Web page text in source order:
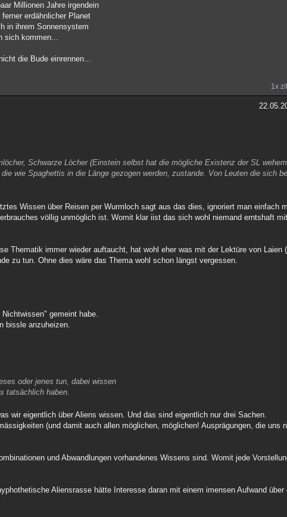
Millionen Jahre irgendein
erdähnlicher Planet
in ihrem Sonnensystem
sich kommen...
die Bude einrennen...
1x
Schwarze Löcher (Einstein selbst hat die mögliche Existenz der SL
wie Spaghettis in die Länge gezogen werden, zustande. Von Leuten die sich
Wissen über Reisen per Wurmloch sagt aus das dies, ignoriert man einfach
völlig unmöglich ist. Womit klar iist das sich wohl niemand erntshaft
Thematik immer wieder auftaucht, hat wohl eher was mit der Lektüre von Laien
zu tun. Ohne dies wäre das Thema wohl schon längst vergessen.
gemeint habe.
bissle anzuheizen.
oder jenes tun, dabei wissen
tatsächlich haben.
wir eigentlich über Aliens wissen. Und das sind eigentlich nur drei Sachen.
(und damit auch allen möglichen, möglichen! Ausprägungen, die uns
und Abwandlungen vorhandenes Wissens sind. Womit jede
Aliensrasse hätte Interesse daran mit einem imensen Aufwand über